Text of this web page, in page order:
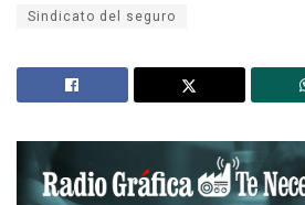
Sindicato del seguro